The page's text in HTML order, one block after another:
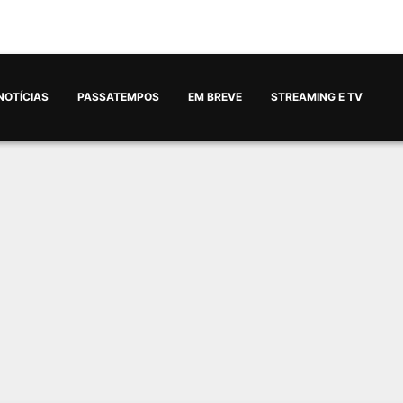
PASSATEMPOS EM BREVE STREAMING E TV